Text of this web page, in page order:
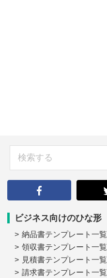
ビジネス向けのひな形
納品書テンプレート一覧
領収書テンプレート一覧
見積書テンプレート一覧
請求書テンプレート一覧